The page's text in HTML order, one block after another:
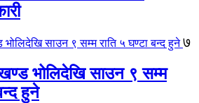
७
भोलिदेखि साउन ९ सम्म
हुने